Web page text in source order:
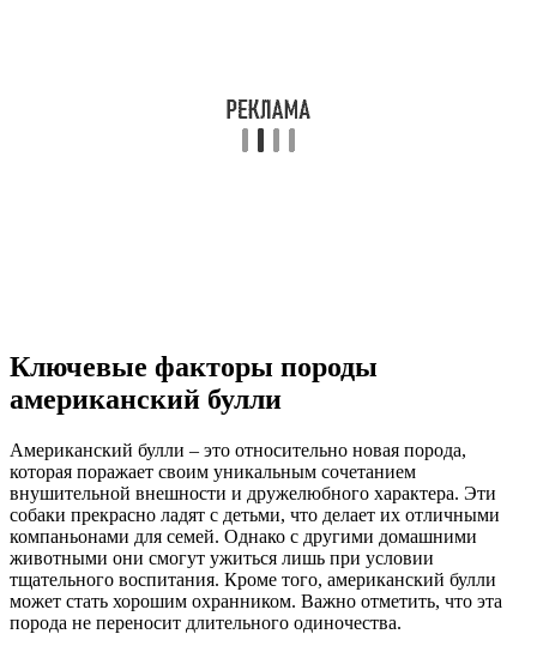
Ключевые факторы породы
американский булли
Американский булли – это относительно новая порода,
которая поражает своим уникальным сочетанием
внушительной внешности и дружелюбного характера. Эти
собаки прекрасно ладят с детьми, что делает их отличными
компаньонами для семей. Однако с другими домашними
животными они смогут ужиться лишь при условии
тщательного воспитания. Кроме того, американский булли
может стать хорошим охранником. Важно отметить, что эта
порода не переносит длительного одиночества.